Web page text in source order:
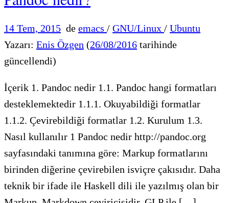
14 Tem, 2015 de emacs / GNU/Linux / Ubuntu
Yazarı: Enis Özgen (26/08/2016 tarihinde
güncellendi)
İçerik 1. Pandoc nedir 1.1. Pandoc hangi formatları
desteklemektedir 1.1.1. Okuyabildiği formatlar
1.1.2. Çevirebildiği formatlar 1.2. Kurulum 1.3.
Nasıl kullanılır 1 Pandoc nedir http://pandoc.org
sayfasındaki tanımına göre: Markup formatlarını
birinden diğerine çevirebilen isviçre çakısıdır. Daha
teknik bir ifade ile Haskell dili ile yazılmış olan bir